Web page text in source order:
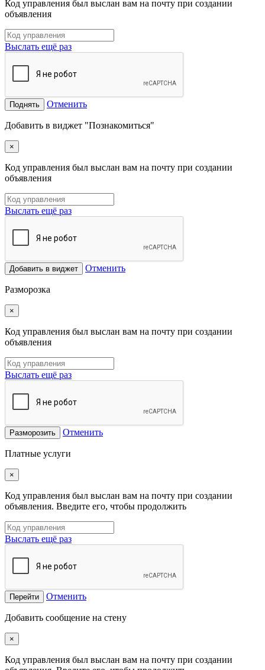
Код управления был выслан вам на почту при создании
объявления
Выслать ещё раз
Поднять Отменить
Добавить в виджет "Познакомиться"
×
Код управления был выслан вам на почту при создании
объявления
Выслать ещё раз
Добавить в виджет Отменить
Разморозка
×
Код управления был выслан вам на почту при создании
объявления
Выслать ещё раз
Разморозить Отменить
Платные услуги
×
Код управления был выслан вам на почту при создании
объявления. Введите его, чтобы продолжить
Выслать ещё раз
Перейти Отменить
Добавить сообщение на стену
×
Код управления был выслан вам на почту при создании